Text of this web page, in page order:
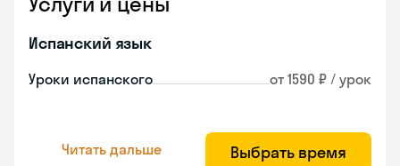
Испанский язык
Уроки испанского от 1590 ₽ / урок
Читать дальше Выбрать время